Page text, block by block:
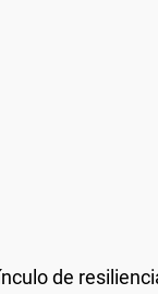
de